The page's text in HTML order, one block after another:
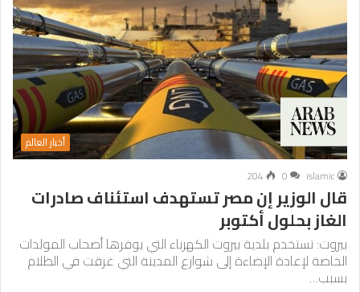
أخبار العالم
islamic
0
204
قال الوزير إن مصر تستهدف استئناف صادرات
الغاز بحلول أكتوبر
بيروت: تستخدم بلدية بيروت الكهرباء التي يوفرها أصحاب المولدات
الخاصة لإعادة الإضاءة إلى شوارع المدينة التي غرقت في الظلام
بسبب…